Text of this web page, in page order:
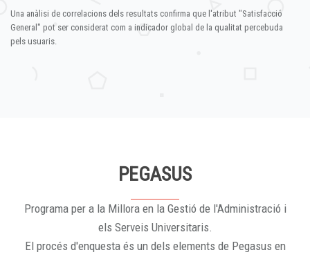
Una anàlisi de correlacions dels resultats confirma que l'atribut "Satisfacció
General" pot ser considerat com a indicador global de la qualitat percebuda
pels usuaris.
PEGASUS
Programa per a la Millora en la Gestió de l'Administració i
els Serveis Universitaris.
El procés d'enquesta és un dels elements de Pegasus en